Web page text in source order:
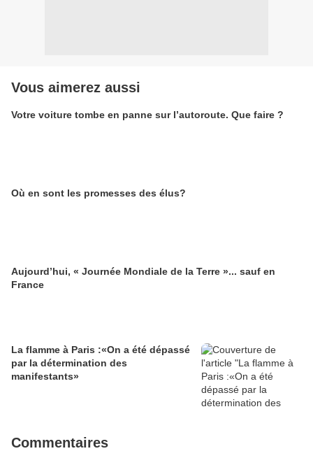
Vous aimerez aussi
Votre voiture tombe en panne sur l’autoroute. Que faire ?
Où en sont les promesses des élus?
Aujourd’hui, « Journée Mondiale de la Terre »... sauf en
France
La flamme à Paris :«On a été dépassé
par la détermination des
manifestants»
Commentaires